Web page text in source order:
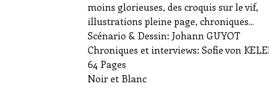
moins glorieuses, des croquis sur le vif,
illustrations pleine page, chroniques...
Scénario & Dessin: Johann GUYOT
Chroniques et interviews: Sofie von
64 Pages
Noir et Blanc